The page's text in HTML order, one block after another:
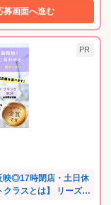
・宇都宮・さくら・
・下館） ・群馬県
が選ばれ
！★ ・11時出勤や14
みOK／18時閉店／子
・急な発熱時のお休
代〜60代
ランクがある方も安
籍しています ★働
カラーなど、高品質
募画面へ進む
PR
映◎17時閉店・土日休
ラスとは】 リーズナ